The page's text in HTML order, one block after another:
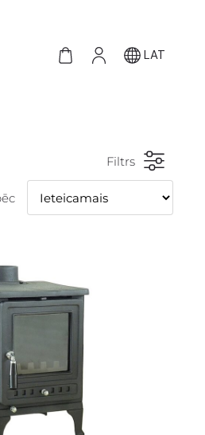
LAT
Filtrs